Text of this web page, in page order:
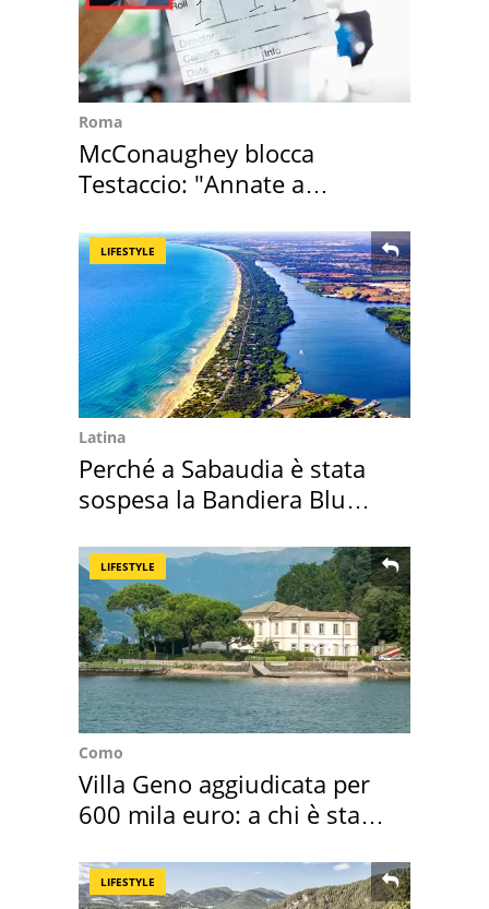
Roma
McConaughey blocca
Testaccio: "Annate a
LIFESTYLE
Latina
Perché a Sabaudia è stata
sospesa la Bandiera Blu
LIFESTYLE
Como
Villa Geno aggiudicata per
600 mila euro: a chi è stata
LIFESTYLE